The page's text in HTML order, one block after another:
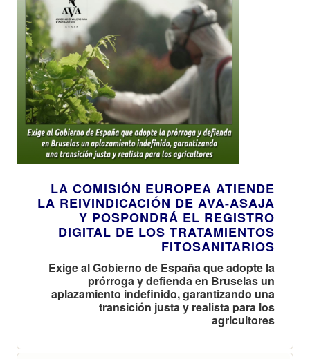
LA COMISIÓN EUROPEA ATIENDE
LA REIVINDICACIÓN DE AVA-ASAJA
Y POSPONDRÁ EL REGISTRO
DIGITAL DE LOS TRATAMIENTOS
FITOSANITARIOS
Exige al Gobierno de España que adopte la
prórroga y defienda en Bruselas un
aplazamiento indefinido, garantizando una
transición justa y realista para los
agricultores